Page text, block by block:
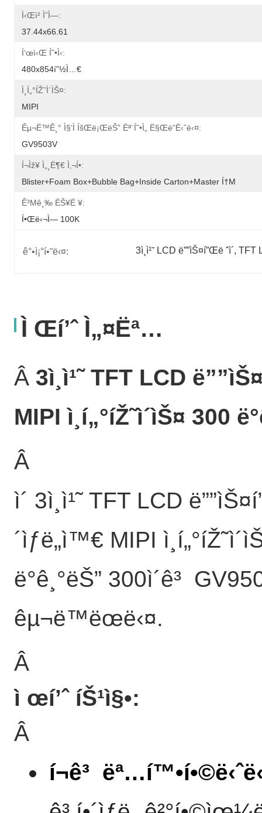
Ì‹œì²­ Ì˜ì—­:
37.44x66.61
Í‘œì‹œ Í˜•ì‹:
480x854í”½ì…€
Ì¸í„°íŽ˜ì´ìŠ¤:
MIPI
Êµ¬ë™ê¸° Ì§‘ì íšŒë¡œëŠ” Ëª¨í˜•ì„ Ë§Œë“­ë‹ˆë‹¤:
GV9503V
Í¬ìž¥ Ì„¸ë¶€ Ì‚¬í•­:
Blister+foam Box+bubble Bag+inside Carton+master Í†µ
Ê³µê¸‰ ËŠ¥ë ¥:
Í•œë‹¬ì— 100K
ê°•ì¡°í•˜ë‹¤: 3ì¸ì¹˜ LCD ë””ìŠ¤í”Œë ˆì´, TFT
Ì Œí’ˆ Ì„¤ëª…
Â 3ì¸ì¹˜ TFT LCD
MIPI ì¸í„°íŽ˜ì´ìŠ¤ 300
Â
ì´ 3ì¸ì¹˜ TFT LCD
´ìƒë„ì™€ MIPI
ë°ê¸°ëŠ” 300ì´ê³
êµ¬ë™ëœë‹¤.
Â
ì œí’ˆ íŠ¹ì§•:
Â
í¬ê³